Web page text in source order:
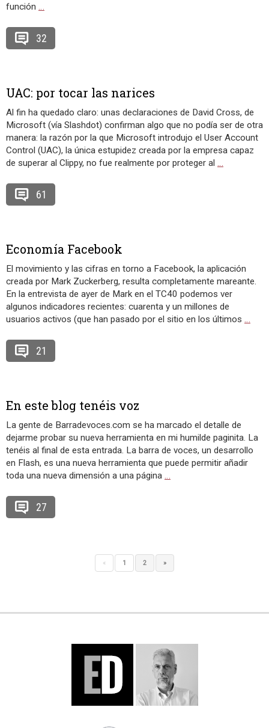
función …
32
UAC: por tocar las narices
Al fin ha quedado claro: unas declaraciones de David Cross, de
Microsoft (vía Slashdot) confirman algo que no podía ser de otra
manera: la razón por la que Microsoft introdujo el User Account
Control (UAC), la única estupidez creada por la empresa capaz
de superar al Clippy, no fue realmente por proteger al …
61
Economía Facebook
El movimiento y las cifras en torno a Facebook, la aplicación
creada por Mark Zuckerberg, resulta completamente mareante.
En la entrevista de ayer de Mark en el TC40 podemos ver
algunos indicadores recientes: cuarenta y un millones de
usuarios activos (que han pasado por el sitio en los últimos …
21
En este blog tenéis voz
La gente de Barradevoces.com se ha marcado el detalle de
dejarme probar su nueva herramienta en mi humilde paginita. La
tenéis al final de esta entrada. La barra de voces, un desarrollo
en Flash, es una nueva herramienta que puede permitir añadir
toda una nueva dimensión a una página …
27
« 1 2 »